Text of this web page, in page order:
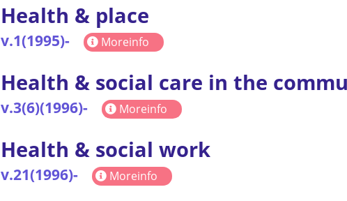
Health & place
v.1(1995)- Moreinfo
Health & social care in the
v.3(6)(1996)- Moreinfo
Health & social work
v.21(1996)- Moreinfo